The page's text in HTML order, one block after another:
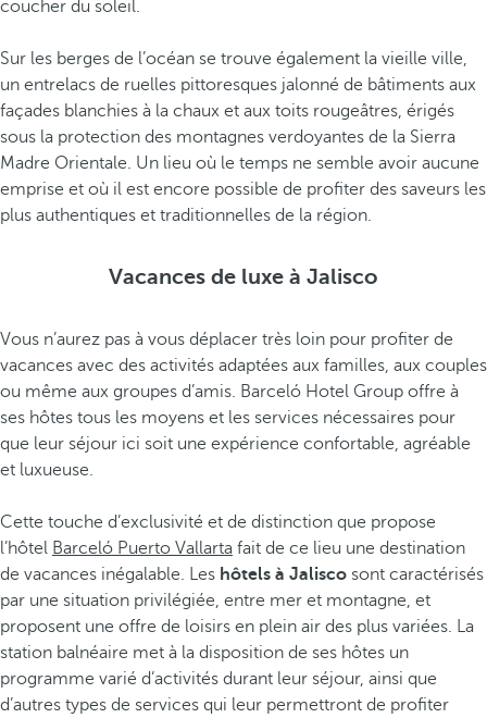
coucher du soleil.
Sur les berges de l’océan se trouve également la vieille ville,
un entrelacs de ruelles pittoresques jalonné de bâtiments aux
façades blanchies à la chaux et aux toits rougeâtres, érigés
sous la protection des montagnes verdoyantes de la Sierra
Madre Orientale. Un lieu où le temps ne semble avoir aucune
emprise et où il est encore possible de profiter des saveurs les
plus authentiques et traditionnelles de la région.
Vacances de luxe à Jalisco
Vous n’aurez pas à vous déplacer très loin pour profiter de
vacances avec des activités adaptées aux familles, aux couples
ou même aux groupes d’amis. Barceló Hotel Group offre à
ses hôtes tous les moyens et les services nécessaires pour
que leur séjour ici soit une expérience confortable, agréable
et luxueuse.
Cette touche d’exclusivité et de distinction que propose
l’hôtel Barceló Puerto Vallarta fait de ce lieu une destination
de vacances inégalable. Les hôtels à Jalisco sont caractérisés
par une situation privilégiée, entre mer et montagne, et
proposent une offre de loisirs en plein air des plus variées. La
station balnéaire met à la disposition de ses hôtes un
programme varié d’activités durant leur séjour, ainsi que
d’autres types de services qui leur permettront de profiter